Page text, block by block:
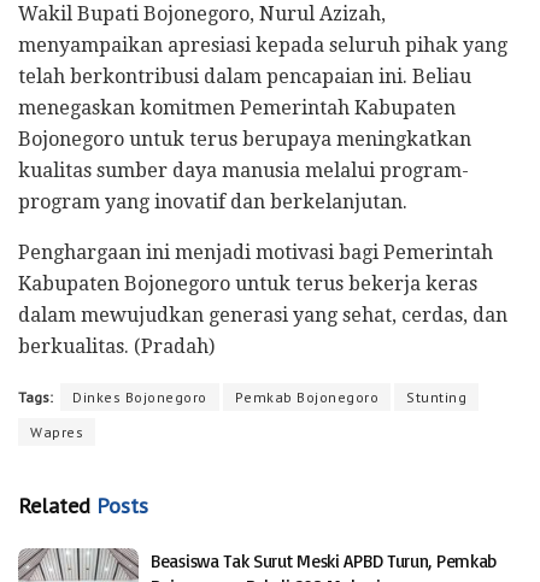
Wakil Bupati Bojonegoro, Nurul Azizah,
menyampaikan apresiasi kepada seluruh pihak yang
telah berkontribusi dalam pencapaian ini. Beliau
menegaskan komitmen Pemerintah Kabupaten
Bojonegoro untuk terus berupaya meningkatkan
kualitas sumber daya manusia melalui program-
program yang inovatif dan berkelanjutan.
Penghargaan ini menjadi motivasi bagi Pemerintah
Kabupaten Bojonegoro untuk terus bekerja keras
dalam mewujudkan generasi yang sehat, cerdas, dan
berkualitas. (Pradah)
Tags: Dinkes Bojonegoro Pemkab Bojonegoro
Stunting
Wapres
Related Posts
Beasiswa Tak Surut Meski APBD Turun, Pemkab